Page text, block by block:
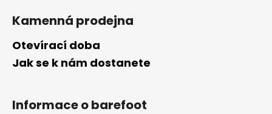
Kamenná prodejna
Otevírací doba
Jak se k nám dostanete
Informace o barefoot